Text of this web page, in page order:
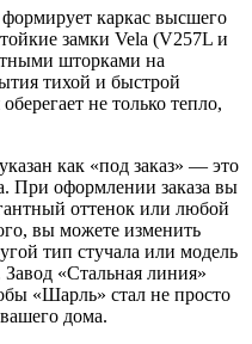
каркас высшего
замки Vela (V257L и
шторками на
тихой и быстрой
не только тепло,
как «под заказ» — это
При оформлении заказа вы
оттенок или любой
вы можете изменить
тип стучала или модель
Завод «Стальная линия»
«Шарль» стал не просто
дома.